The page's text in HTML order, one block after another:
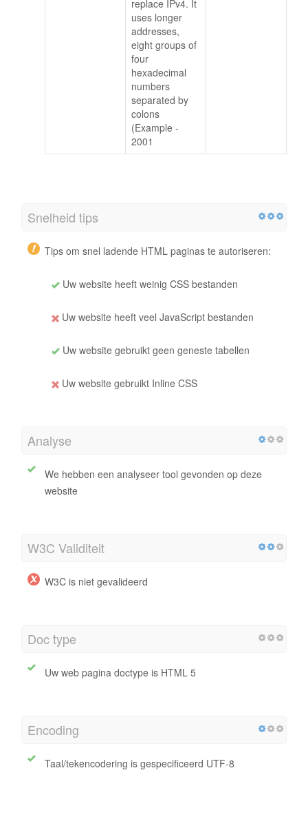
replace IPv4. It
uses longer
addresses,
eight groups of
four
hexadecimal
numbers
separated by
colons
(Example -
2001
Snelheid tips
Tips om snel ladende HTML paginas te autoriseren:
Uw website heeft weinig CSS bestanden
Uw website heeft veel JavaScript bestanden
Uw website gebruikt geen geneste tabellen
Uw website gebruikt Inline CSS
Analyse
We hebben een analyseer tool gevonden op deze
website
W3C Validiteit
W3C is niet gevalideerd
Doc type
Uw web pagina doctype is HTML 5
Encoding
Taal/tekencodering is gespecificeerd UTF-8